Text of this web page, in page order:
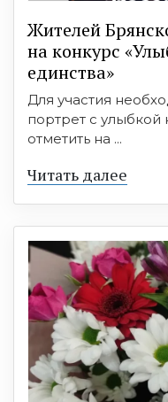
Жителей
на конкурс
единства»
Для участия
портрет с улыбкой
отметить на ...
Читать далее